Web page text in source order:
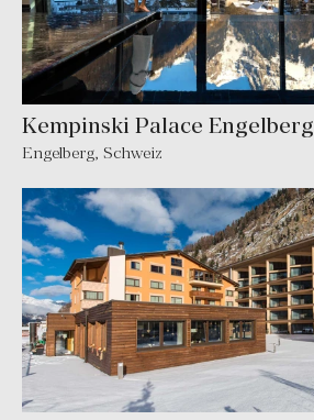
Kempinski Palace Engelberg
Engelberg, Schweiz